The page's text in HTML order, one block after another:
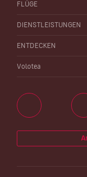
FLÜGE
DIENSTLEISTUNGEN
ENTDECKEN
Volotea